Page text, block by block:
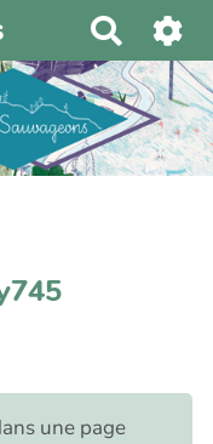
e
c
h
e
r
une page